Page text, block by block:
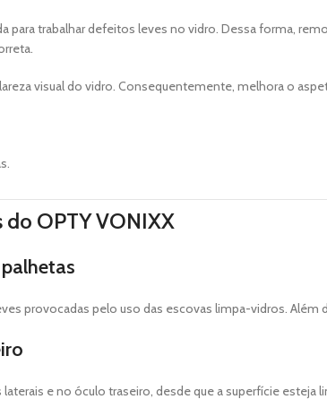
para trabalhar defeitos leves no vidro. Dessa forma,
visual do vidro. Consequentemente, melhora o
do OPTY VONIXX
provocadas pelo uso das escovas limpa-vidros.
e no óculo traseiro, desde que a superfície esteja